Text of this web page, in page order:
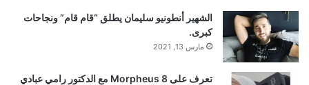
الشهير أنطونيو سليمان يطلق “قام قام” ونجاحات
كبرى.
مارس 13, 2021
تعرف على Morpheus 8 مع الدكتور رامي عبادي